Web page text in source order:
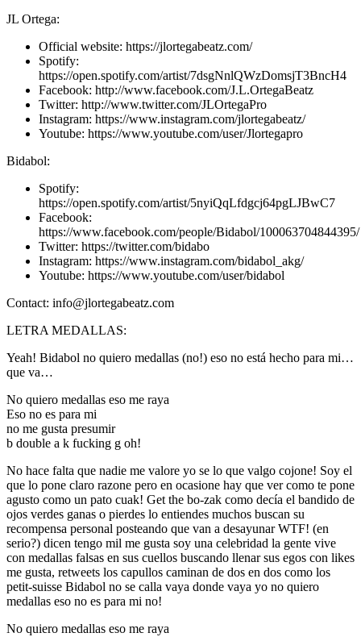
JL Ortega:
Official website: https://jlortegabeatz.com/
Spotify:
https://open.spotify.com/artist/7dsgNnlQWzDomsjT3BncH4
Facebook: http://www.facebook.com/J.L.OrtegaBeatz
Twitter: http://www.twitter.com/JLOrtegaPro
Instagram: https://www.instagram.com/jlortegabeatz/
Youtube: https://www.youtube.com/user/Jlortegapro
Bidabol:
Spotify:
https://open.spotify.com/artist/5nyiQqLfdgcj64pgLJBwC7
Facebook:
https://www.facebook.com/people/Bidabol/100063704844395/
Twitter: https://twitter.com/bidabo
Instagram: https://www.instagram.com/bidabol_akg/
Youtube: https://www.youtube.com/user/bidabol
Contact: info@jlortegabeatz.com
LETRA MEDALLAS:
Yeah! Bidabol no quiero medallas (no!) eso no está hecho para mi…
que va…
No quiero medallas eso me raya
Eso no es para mi
no me gusta presumir
b double a k fucking g oh!
No hace falta que nadie me valore yo se lo que valgo cojone! Soy el
que lo pone claro razone pero en ocasione hay que ver como te pone
agusto como un pato cuak! Get the bo-zak como decía el bandido de
ojos verdes ganas o pierdes lo entiendes muchos buscan su
recompensa personal posteando que van a desayunar WTF! (en
serio?) dicen tengo mil me gusta soy una celebridad la gente vive
con medallas falsas en sus cuellos buscando llenar sus egos con likes
me gusta, retweets los capullos caminan de dos en dos como los
petit-suisse Bidabol no se calla vaya donde vaya yo no quiero
medallas eso no es para mi no!
No quiero medallas eso me raya